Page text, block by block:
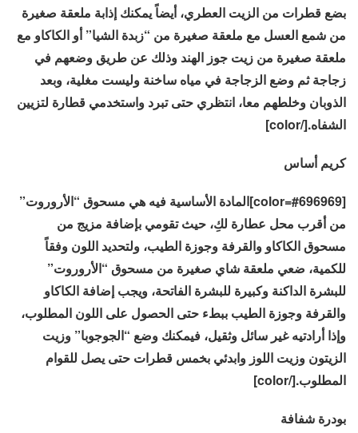
بضع قطرات من الزيت العطري، أيضاً يمكنك إذابة ملعقة صغيرة
من شمع العسل مع ملعقة صغيرة من “زبدة الشيا” أو الكاكاو مع
ملعقة صغيرة من زيت جوز الهند وذلك عن طريق وضعهم في
زجاجة ثم وضع الزجاجة في مياه ساخنة وليست مغلية، وبعد
الذوبان وخلطهم معا، انتظري حتى تبرد واستخدمي قطارة لتزيين
الشفاه.[/color]
كريم أساس
[color=#696969]المادة الأساسية فيه هي مسحوق “الأروروت”
من أقرب محل عطارة لكِ، حيث تقومي بإضافة مزيج من
مسحوق الكاكاو والقرفة وجوزة الطيب، ولتحديد اللون وفقاً
للكمية، ضعي ملعقة شاي صغيرة من مسحوق “الأروروت”
للبشرة الداكنة وكبيرة للبشرة الفاتحة، ويجب إضافة الكاكاو
والقرفة وجوزة الطيب ببطء حتى الحصول على اللون المطلوب،
وإذا أرادتيه غير سائل وثقيل، فيمكنك وضع “الجوجوبا” وزيت
الزيتون وزيت اللوز وابدئي بخمس قطرات حتى يصل للقوام
المطلوب.[/color]
بودرة شفافة